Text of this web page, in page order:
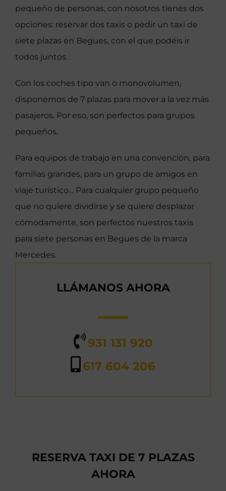
pequeño de personas, con nosotros tienes dos
opciones: reservar dos taxis o pedir un taxi de
siete plazas en Begues, con el que podéis ir
todos juntos.
Con los coches tipo van o monovolumen,
disponemos de 7 plazas para mover a la vez más
pasajeros. Por eso, son perfectos para grupos
pequeños.
Para equipos de trabajo en una convención, para
familias grandes, para un grupo de amigos en
viaje turístico… Para cualquier grupo pequeño
que no quiere dividirse y se quiere desplazar
cómodamente, son perfectos nuestros taxis
para siete personas en Begues de la marca
Mercedes.
LLÁMANOS AHORA
931 131 920
617 604 206
RESERVA TAXI DE 7 PLAZAS
AHORA